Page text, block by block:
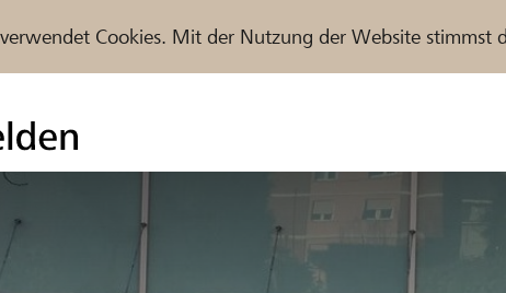
Cookies. Mit der Nutzung der Website stimmst
Hilfe & Support Partner / Raiffeisenbank